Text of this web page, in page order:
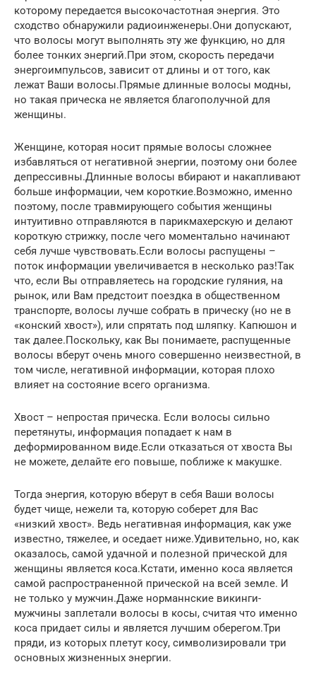
которому передается высокочастотная энергия. Это
сходство обнаружили радиоинженеры.Они допускают,
что волосы могут выполнять эту же функцию, но для
более тонких энергий.При этом, скорость передачи
энергоимпульсов, зависит от длины и от того, как
лежат Ваши волосы.Прямые длинные волосы модны,
но такая прическа не является благополучной для
женщины.
Женщине, которая носит прямые волосы сложнее
избавляться от негативной энергии, поэтому они более
депрессивны.Длинные волосы вбирают и накапливают
больше информации, чем короткие.Возможно, именно
поэтому, после травмирующего события женщины
интуитивно отправляются в парикмахерскую и делают
короткую стрижку, после чего моментально начинают
себя лучше чувствовать.Если волосы распущены –
поток информации увеличивается в несколько раз!Так
что, если Вы отправляетесь на городские гуляния, на
рынок, или Вам предстоит поездка в общественном
транспорте, волосы лучше собрать в прическу (но не в
«конский хвост»), или спрятать под шляпку. Капюшон и
так далее.Поскольку, как Вы понимаете, распущенные
волосы вберут очень много совершенно неизвестной, в
том числе, негативной информации, которая плохо
влияет на состояние всего организма.
Хвост – непростая прическа. Если волосы сильно
перетянуты, информация попадает к нам в
деформированном виде.Если отказаться от хвоста Вы
не можете, делайте его повыше, поближе к макушке.
Тогда энергия, которую вберут в себя Ваши волосы
будет чище, нежели та, которую соберет для Вас
«низкий хвост». Ведь негативная информация, как уже
известно, тяжелее, и оседает ниже.Удивительно, но, как
оказалось, самой удачной и полезной прической для
женщины является коса.Кстати, именно коса является
самой распространенной прической на всей земле. И
не только у мужчин.Даже норманнские викинги-
мужчины заплетали волосы в косы, считая что именно
коса придает силы и является лучшим оберегом.Три
пряди, из которых плетут косу, символизировали три
основных жизненных энергии.